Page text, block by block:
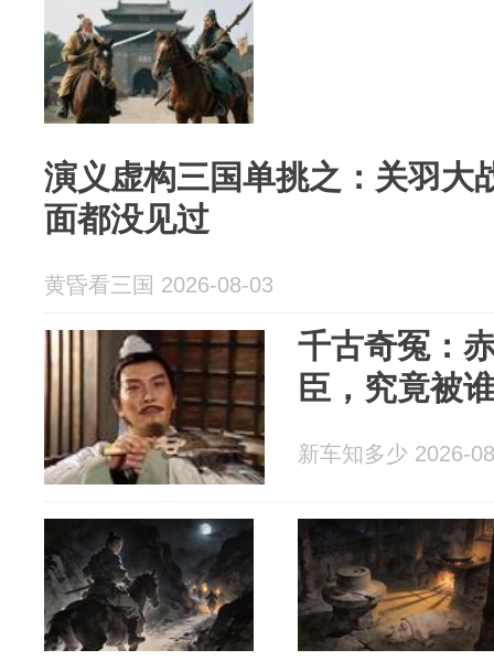
演义虚构三国单挑之：关羽大
面都没见过
黄昏看三国 2026-08-03
千古奇冤：
臣，究竟被
新车知多少 2026-